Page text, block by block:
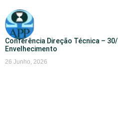
Conferência Direção Técnica –
Envelhecimento
26 Junho, 2026